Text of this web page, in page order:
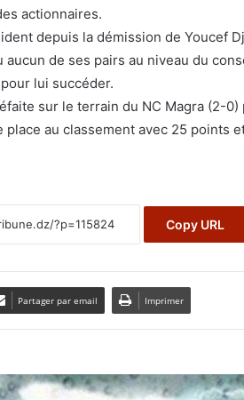
actionnaires.
depuis la démission de Youcef
aucun de ses pairs au niveau du
lui succéder.
sur le terrain du NC Magra (2-
place au classement avec 25 points
Copy URL
Partager par email Imprimer